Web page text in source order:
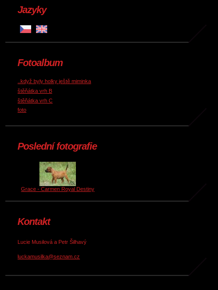
Jazyky
Fotoalbum
..když byly holky ještě miminka
štěňátka vrh B
štěňátka vrh C
foto
Poslední fotografie
Grace - Carmen Royal Destiny
Kontakt
Lucie Musilová a Petr Šilhavý
luckamusilka@seznam.cz